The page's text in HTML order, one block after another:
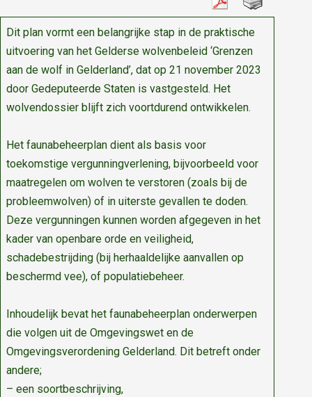
Dit plan vormt een belangrijke stap in de praktische
uitvoering van het Gelderse wolvenbeleid ‘Grenzen
aan de wolf in Gelderland’, dat op 21 november 2023
door Gedeputeerde Staten is vastgesteld. Het
wolvendossier blijft zich voortdurend ontwikkelen.
Het faunabeheerplan dient als basis voor
toekomstige vergunningverlening, bijvoorbeeld voor
maatregelen om wolven te verstoren (zoals bij de
probleemwolven) of in uiterste gevallen te doden.
Deze vergunningen kunnen worden afgegeven in het
kader van openbare orde en veiligheid,
schadebestrijding (bij herhaaldelijke aanvallen op
beschermd vee), of populatiebeheer.
Inhoudelijk bevat het faunabeheerplan onderwerpen
die volgen uit de Omgevingswet en de
Omgevingsverordening Gelderland. Dit betreft onder
andere;
– een soortbeschrijving,